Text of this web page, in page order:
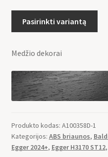
Pasirinkti variantą
Medžio dekorai
Produkto kodas: A100358D-1
Kategorijos: ABS briaunos,
Egger 2024+, Egger H3170 ST12,